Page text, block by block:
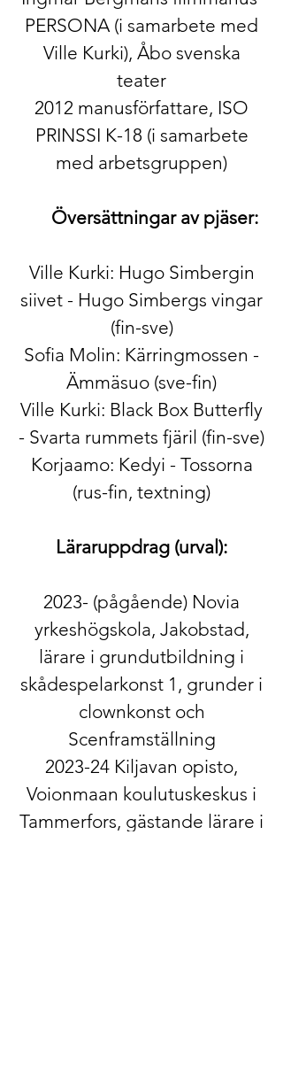
PERSON​A​ (i samarbete med
Ville Kurki), Åbo svenska
teater
2012 manusförfattare, ISO
PRINSSI K-18​ (i samarbete
med arbetsgruppen)
Översättningar av pjäser:
Ville Kurki: Hugo Simbergin
siivet - Hugo Simbergs vingar
(fin-sve)
Sofia Molin: Kärringmossen -
Ämmäsuo (sve-fin)
Ville Kurki: Black Box Butterfly
- Svarta rummets fjäril (fin-sve)
Korjaamo: Kedyi - Tossorna
(rus-fin, textning)
Läraruppdrag (urval):
2023- (pågående) Novia
yrkeshögskola, Jakobstad,
lärare i grundutbildning i
skådespelarkonst 1, grunder i
clownkonst och
Scenframställning
2023-24 Kiljavan opisto,
Voionmaan koulutuskeskus i
Tammerfors, gästande lärare i